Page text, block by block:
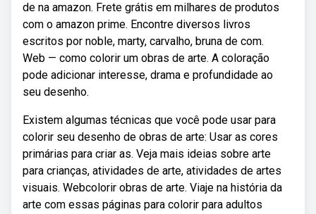
de na amazon. Frete grátis em milhares de produtos
com o amazon prime. Encontre diversos livros
escritos por noble, marty, carvalho, bruna de com.
Web — como colorir um obras de arte. A coloração
pode adicionar interesse, drama e profundidade ao
seu desenho.
Existem algumas técnicas que você pode usar para
colorir seu desenho de obras de arte: Usar as cores
primárias para criar as. Veja mais ideias sobre arte
para crianças, atividades de arte, atividades de artes
visuais. Webcolorir obras de arte. Viaje na história da
arte com essas páginas para colorir para adultos